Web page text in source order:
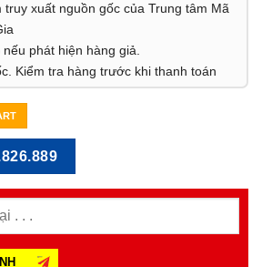
truy xuất nguồn gốccủa Trung tâm Mã
nếu phát hiện hàng giả.
Kiểm tra hàng trước khi thanh toán